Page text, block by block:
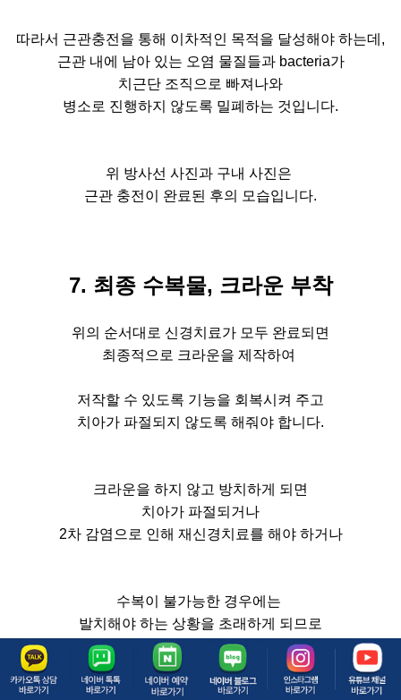
따라서 근관충전을 통해 이차적인 목적을 달성해야 하는데,
근관 내에 남아 있는 오염 물질들과 bacteria가
치근단 조직으로 빠져나와
병소로 진행하지 않도록 밀폐하는 것입니다.
위 방사선 사진과 구내 사진은
근관 충전이 완료된 후의 모습입니다.
7. 최종 수복물, 크라운 부착
​위의 순서대로 신경치료가 모두 완료되면
최종적으로 크라운을 제작하여
저작할 수 있도록 기능을 회복시켜 주고
치아가 파절되지 않도록 해줘야 합니다.
크라운을 하지 않고 방치하게 되면
​치아가 파절되거나
2차 감염으로 인해 재신경치료를 해야 하거나
수복이 불가능한 경우에는
발치해야 하는 상황을 초래하게 되므로
​반드시 최종 크라운으로 수복해야
성공적인 근관치료를 마무리할 수 있습니다.